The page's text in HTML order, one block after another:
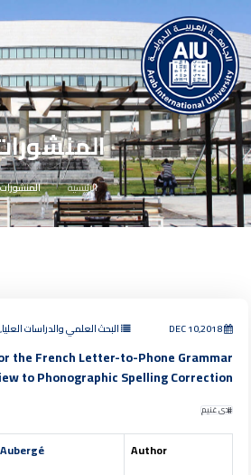
الرئيسية المنشورات
DEC 10,2018 البحث العلمي والدراسات
the French Letter-to-Phone Grammar
to Phonographic Spelling Correction
ندى غنيم
Author